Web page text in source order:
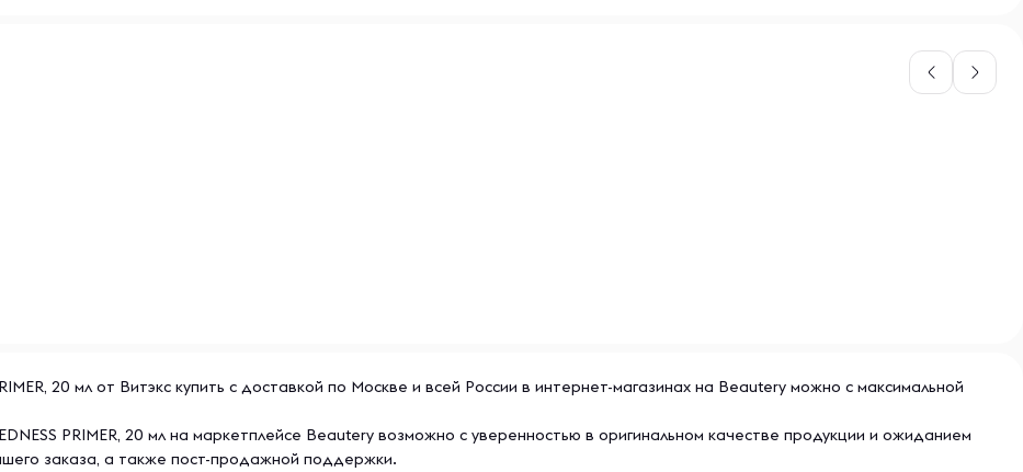
20 мл от Витэкс купить с доставкой по Москве и всей России в интернет-магазинах на Beautery можно с максимальной
PRIMER, 20 мл на маркетплейсе Beautery возможно с уверенностью в оригинальном качестве продукции и ожиданием
заказа, а также пост-продажной поддержки.